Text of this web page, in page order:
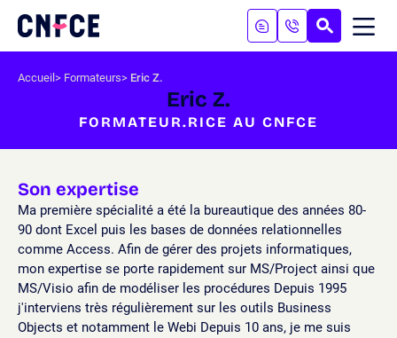
contenu
à
recherche
Logo
site
Accueil Formateurs Eric Z.
Eric Z.
FORMATEUR.RICE AU CNFCE
Son expertise
Ma première spécialité a été la bureautique des années 80-
90 dont Excel puis les bases de données relationnelles
comme Access. Afin de gérer des projets informatiques,
mon expertise se porte rapidement sur MS/Project ainsi que
MS/Visio afin de modéliser les procédures Depuis 1995
j'interviens très régulièrement sur les outils Business
Objects et notamment le Webi Depuis 10 ans, je me suis